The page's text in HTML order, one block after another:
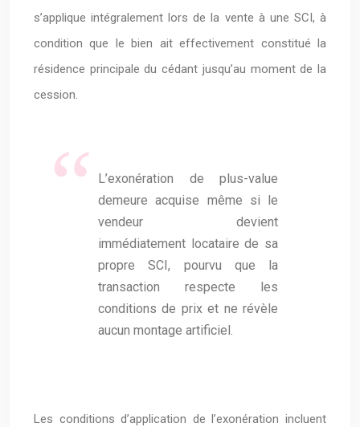
s’applique intégralement lors de la vente à une SCI, à
condition que le bien ait effectivement constitué la
résidence principale du cédant jusqu’au moment de la
cession.
L’exonération de plus-value
demeure acquise même si le
vendeur devient
immédiatement locataire de sa
propre SCI, pourvu que la
transaction respecte les
conditions de prix et ne révèle
aucun montage artificiel.
Les conditions d’application de l’exonération incluent